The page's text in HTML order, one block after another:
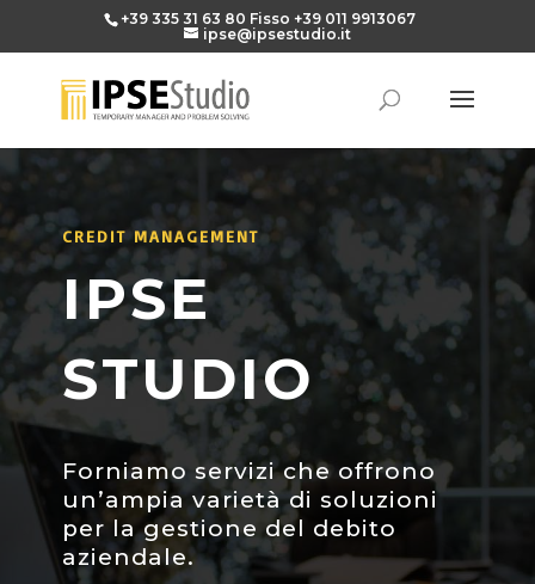
+39 335 31 63 80 Fisso +39 011 9913067
ipse@ipsestudio.it
CREDIT MANAGEMENT
IPSE
STUDIO
Forniamo servizi che offrono
un’ampia varietà di soluzioni
per la gestione del debito
aziendale.